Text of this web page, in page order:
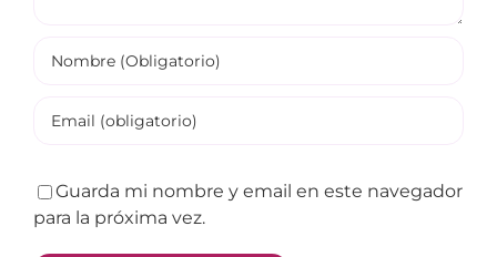
Guarda mi nombre y email en este navegador
para la próxima vez.